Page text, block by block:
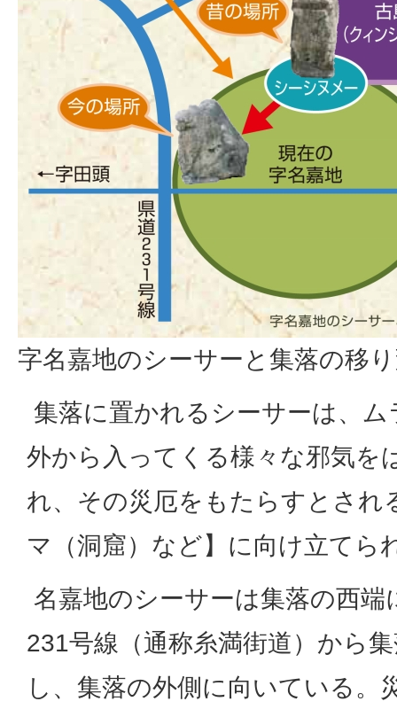
字名嘉地のシーサーと集落の移
集落に置かれるシーサーは、
外から入ってくる様々な邪気を
れ、その災厄をもたらすとされ
マ（洞窟）など】に向け立てら
名嘉地のシーサーは集落の西
231号線（通称糸満街道）から
し、集落の外側に向いている。